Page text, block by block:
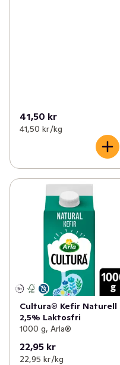
41,50 kr
41,50 kr /kg
Cultura® Kefir Naturell
2,5% Laktosfri
1000 g, Arla®
22,95 kr
22,95 kr /kg